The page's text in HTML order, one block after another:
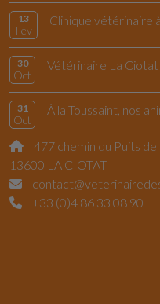
13
Fév
Clinique vétérinaire
30
Oct
31
Oct
477 chemin du Puits
13600 LA CIOTAT
+33 (0)4 86 33 08 90